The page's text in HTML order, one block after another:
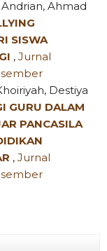
Andrian, Ahmad
SISWA
, Jurnal
Destiya
GURU DALAM
PANCASILA
, Jurnal